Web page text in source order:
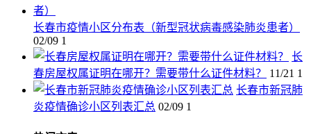
长春市疫情小区分布表（新型冠状病毒感染肺炎患者）
02/09 1
长
春房屋权属证明在哪开？需要带什么证件材料？
11/21 1
长春市新冠肺
炎疫情确诊小区列表汇总 02/09 1